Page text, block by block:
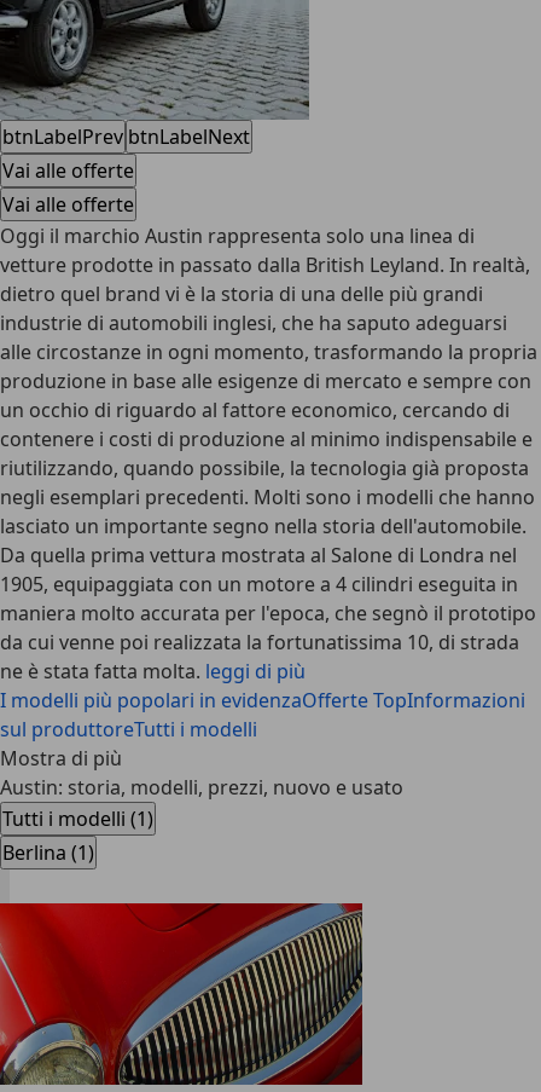
btnLabelPrev btnLabelNext
Vai alle offerte
Vai alle offerte
Oggi il marchio Austin rappresenta solo una linea di
vetture prodotte in passato dalla British Leyland. In realtà,
dietro quel brand vi è la storia di una delle più grandi
industrie di automobili inglesi, che ha saputo adeguarsi
alle circostanze in ogni momento, trasformando la propria
produzione in base alle esigenze di mercato e sempre con
un occhio di riguardo al fattore economico, cercando di
contenere i costi di produzione al minimo indispensabile e
riutilizzando, quando possibile, la tecnologia già proposta
negli esemplari precedenti. Molti sono i modelli che hanno
lasciato un importante segno nella storia dell'automobile.
Da quella prima vettura mostrata al Salone di Londra nel
1905, equipaggiata con un motore a 4 cilindri eseguita in
maniera molto accurata per l'epoca, che segnò il prototipo
da cui venne poi realizzata la fortunatissima 10, di strada
ne è stata fatta molta. leggi di più
I modelli più popolari in evidenzaOfferte TopInformazioni
sul produttoreTutti i modelli
Mostra di più
Austin: storia, modelli, prezzi, nuovo e usato
Tutti i modelli (1)
Berlina (1)